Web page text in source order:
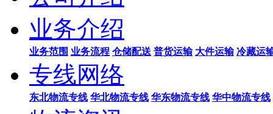
业务介绍
业务范围 业务流程 仓储配送 普货运输 大件运输 冷藏运
专线网络
东北物流专线 华北物流专线 华东物流专线 华中物流专线